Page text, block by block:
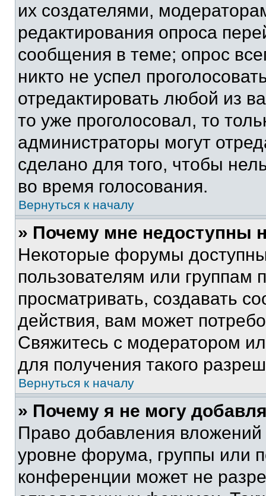
их создателями,
редактирования опроса
сообщения в теме; опрос
никто не успел
отредактировать любой из
то уже проголосовал, то
администраторы могут
сделано для того, чтобы
во время голосования.
Вернуться к началу
» Почему мне недоступны
Некоторые форумы
пользователям или группам
просматривать, создавать
действия, вам может
Свяжитесь с модератором
для получения такого
Вернуться к началу
» Почему я не могу
Право добавления
уровне форума, группы или
конференции может не